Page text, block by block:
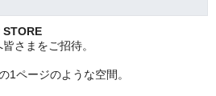
さまをご招待。
1ページのような空間。